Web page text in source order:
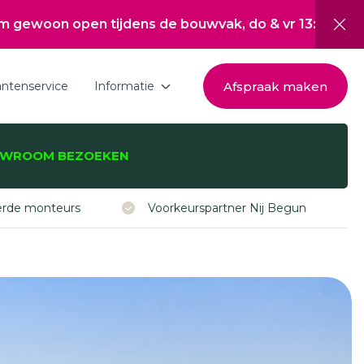
tijdens de bouwvak, do & vr 13:00 tot 17:00, za
Informatie
Nieuwsoverzicht
Afspraak maken
BEZOEKEN
monteurs Voorkeurspartner Nij Begun
-deuren,